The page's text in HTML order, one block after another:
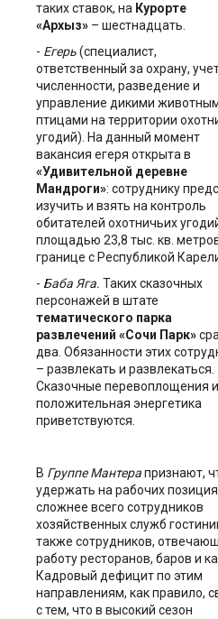
таких ставок, на Курорте
«Архыз» – шестнадцать.
- Егерь(специалист,
ответственный за охрану,
численности, разведение и
управление дикими
птицами на территории
угодий). На данный момент
вакансия егеря открыта в
«Удивительной деревне
Мандроги»: сотруднику
изучить и взять на контроль
обитателей охотничьих
площадью 23,8 тыс. кв.
границе с Республикой
- Баба Яга. Таких сказочных
персонажей в штате
тематического парка
развлечений «Сочи Парк»
два. Обязанности этих
– развлекать и развлекаться.
Сказочные перевоплощения и
положительная энергетика
приветствуются.
В Группе Мантерапризнают,
удержать на рабочих
сложнее всего сотрудников
хозяйственных служб
также сотрудников,
работу ресторанов, баров и
Кадровый дефицит по этим
направлениям, как правило,
с тем, что в высокий сезон